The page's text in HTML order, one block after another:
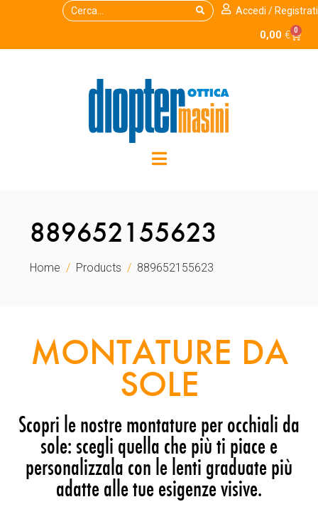
Accedi / Registrati
0,00 € 0
889652155623
Home Products 889652155623
MONTATURE DA
SOLE
Scopri le nostre montature per occhiali da
sole: scegli quella che più ti piace e
personalizzala con le lenti graduate più
adatte alle tue esigenze visive.